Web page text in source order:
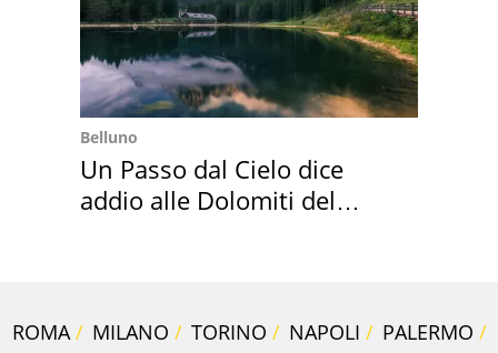
Belluno
Un Passo dal Cielo dice
addio alle Dolomiti del
ROMA MILANO TORINO NAPOLI
PALERMO